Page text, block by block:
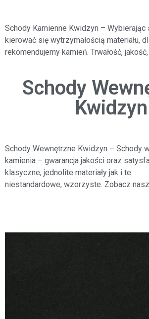
Schody Kamienne Kwidzyn – Wybierając
kierować się wytrzymałością materiału,
rekomendujemy kamień. Trwałość,
Schody
Kwidzyn
Schody Wewnętrzne Kwidzyn – Schody
kamienia – gwarancja jakości oraz
klasyczne, jednolite materiały jak i te
niestandardowe, wzorzyste. Zobacz